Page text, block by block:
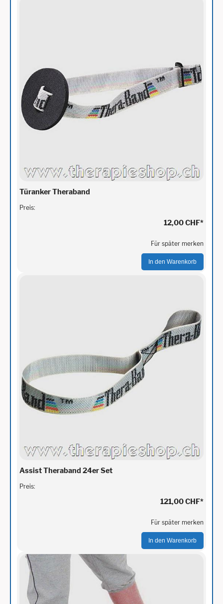
Türanker Theraband
Preis:
12,00 CHF*
Für später merken
In den Warenkorb
Assist Theraband 24er Set
Preis:
121,00 CHF*
Für später merken
In den Warenkorb